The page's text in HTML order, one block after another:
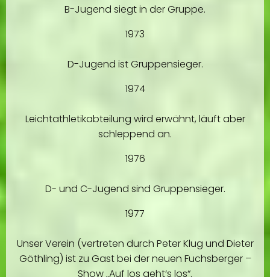
B-Jugend siegt in der Gruppe.
1973
D-Jugend ist Gruppensieger.
1974
Leichtathletikabteilung wird erwähnt, läuft aber
schleppend an.
1976
D- und C-Jugend sind Gruppensieger.
1977
Unser Verein (vertreten durch Peter Klug und Dieter
Göthling) ist zu Gast bei der neuen Fuchsberger –
Show „Auf los geht‘s los“.